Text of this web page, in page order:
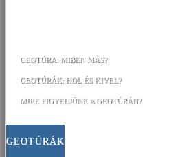
GEOTÚRÁK
GEOTÚRA: MIBEN MÁS?
GEOTÚRÁK: HOL ÉS KIVEL?
MIRE FIGYELJÜNK A GEOTÚRÁN?